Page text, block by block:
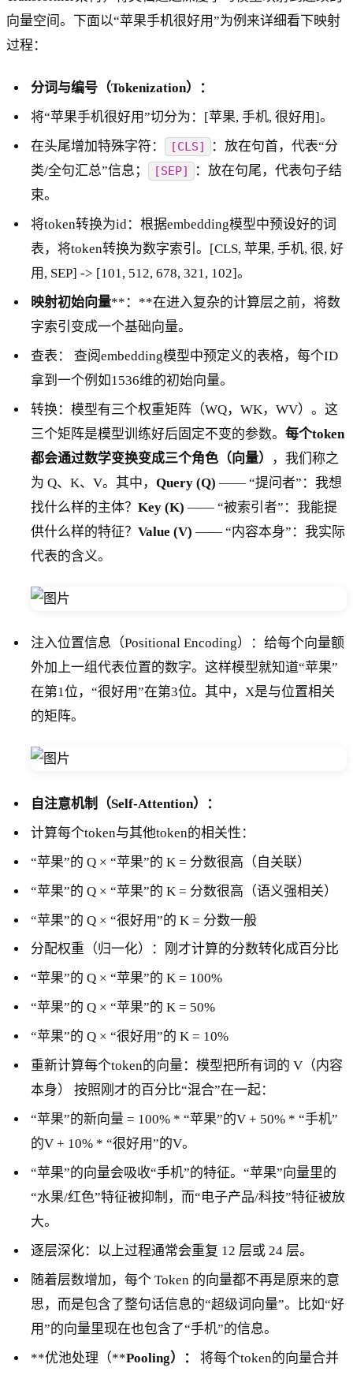
向量空间。下面以“苹果手机很好用”为例来详细看下映射
过程：
分词与编号（Tokenization）：
将“苹果手机很好用”切分为：[苹果, 手机, 很好用]。
在头尾增加特殊字符：
[CLS]
：放在句首，代表“分
类/全句汇总”信息；
[SEP]
：放在句尾，代表句子结
束。
将token转换为id：根据embedding模型中预设好的词
表，将token转换为数字索引。[CLS, 苹果, 手机, 很, 好
用, SEP] -> [101, 512, 678, 321, 102]。
映射初始向量**：**在进入复杂的计算层之前，将数
字索引变成一个基础向量。
查表： 查阅embedding模型中预定义的表格，每个ID
拿到一个例如1536维的初始向量。
转换：模型有三个权重矩阵（WQ，WK，WV）。这
三个矩阵是模型训练好后固定不变的参数。每个token
都会通过数学变换变成三个角色（向量）
，我们称之
为 Q、K、V。其中，Query (Q) —— “提问者”：我想
找什么样的主体？Key (K) —— “被索引者”：我能提
供什么样的特征？Value (V) —— “内容本身”：我实际
代表的含义。
注入位置信息（Positional Encoding）：给每个向量额
外加上一组代表位置的数字。这样模型就知道“苹果”
在第1位，“很好用”在第3位。其中，X是与位置相关
的矩阵。
自注意机制（Self-Attention）：
计算每个token与其他token的相关性：
“苹果”的 Q × “苹果”的 K = 分数很高（自关联）
“苹果”的 Q × “苹果”的 K = 分数很高（语义强相关）
“苹果”的 Q × “很好用”的 K = 分数一般
分配权重（归一化）：刚才计算的分数转化成百分比
“苹果”的 Q × “苹果”的 K = 100%
“苹果”的 Q × “苹果”的 K = 50%
“苹果”的 Q × “很好用”的 K = 10%
重新计算每个token的向量：模型把所有词的 V（内容
本身） 按照刚才的百分比“混合”在一起：
“苹果”的新向量 = 100% * “苹果”的V + 50% * “手机”
的V + 10% * “很好用”的V。
“苹果”的向量会吸收“手机”的特征。“苹果”向量里的
“水果/红色”特征被抑制，而“电子产品/科技”特征被放
大。
逐层深化：以上过程通常会重复 12 层或 24 层。
随着层数增加，每个 Token 的向量都不再是原来的意
思，而是包含了整句话信息的“超级词向量”。比如“好
用”的向量里现在也包含了“手机”的信息。
**优池处理（**Pooling）：
将每个token的向量合并